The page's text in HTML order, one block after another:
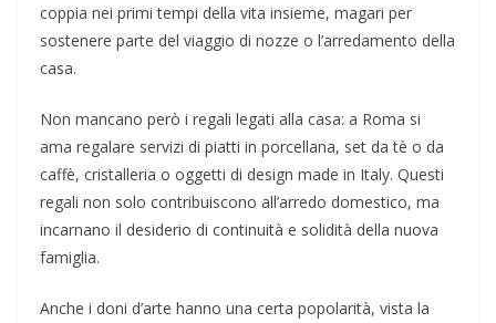
coppia nei primi tempi della vita insieme, magari per
sostenere parte del viaggio di nozze o l’arredamento della
casa.
Non mancano però i regali legati alla casa: a Roma si
ama regalare servizi di piatti in porcellana, set da tè o da
caffè, cristalleria o oggetti di design made in Italy. Questi
regali non solo contribuiscono all’arredo domestico, ma
incarnano il desiderio di continuità e solidità della nuova
famiglia.
Anche i doni d’arte hanno una certa popolarità, vista la